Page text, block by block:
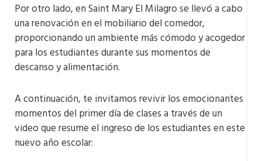
Por otro lado, en Saint Mary El Milagro se llevó a cabo
una renovación en el mobiliario del comedor,
proporcionando un ambiente más cómodo y acogedor
para los estudiantes durante sus momentos de
descanso y alimentación.
A continuación, te invitamos revivir los emocionantes
momentos del primer día de clases a través de un
video que resume el ingreso de los estudiantes en este
nuevo año escolar: